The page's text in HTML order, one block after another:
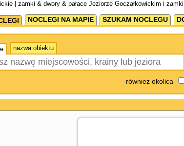
| zamki & dwory & pałace Jeziorze Goczałkowickim i
NOCLEGI NA MAPIE SZUKAM NOCLEGU
nazwa obiektu
również okolica